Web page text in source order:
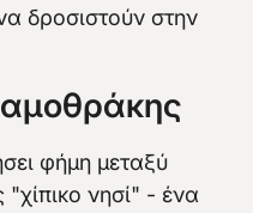
δροσιστούν στην
φήμη μεταξύ
νησί" - ένα